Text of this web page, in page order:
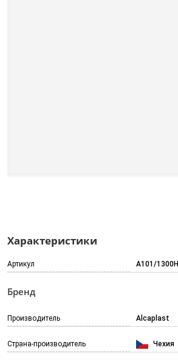
Характеристики
Артикул A101/1300H
Бренд
Производитель Alcaplast
Страна-производитель Чехия